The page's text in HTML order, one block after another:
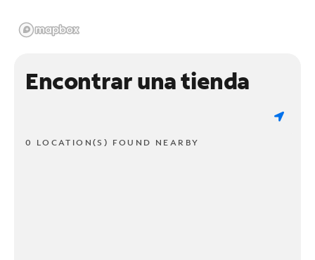
Encontrar una tienda
0 LOCATION(S) FOUND NEARBY